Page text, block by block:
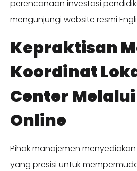
perencanaan investasi
mengunjungi website resmi
Kepraktisan
Koordinat
Center
Online
Pihak manajemen
yang presisi untuk